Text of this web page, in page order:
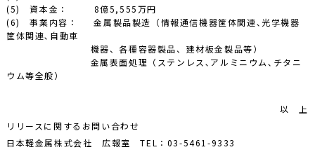
(5) 資本金： 8億5,555万円
(6) 事業内容： 金属製品製造（情報通信機器筐体関連､光学機器
筐体関連､自動車
機器、各種容器製品、建材板金製品等）
金属表面処理（ステンレス､アルミニウム､チタニ
ウム等全般）
以 上
リリースに関するお問い合わせ
日本軽金属株式会社 広報室 TEL：03-5461-9333